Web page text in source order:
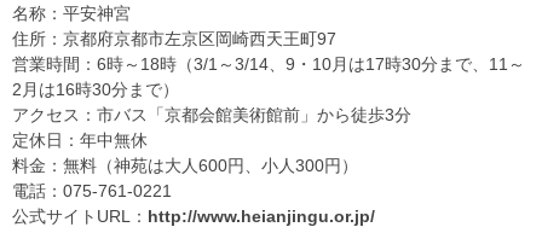
名称：平安神宮
住所：京都府京都市左京区岡崎西天王町97
営業時間：6時～18時（3/1～3/14、9・10月は17時30分まで、11～
2月は16時30分まで）
アクセス：市バス「京都会館美術館前」から徒歩3分
定休日：年中無休
料金：無料（神苑は大人600円、小人300円）
電話：075-761-0221
公式サイトURL： http://www.heianjingu.or.jp/